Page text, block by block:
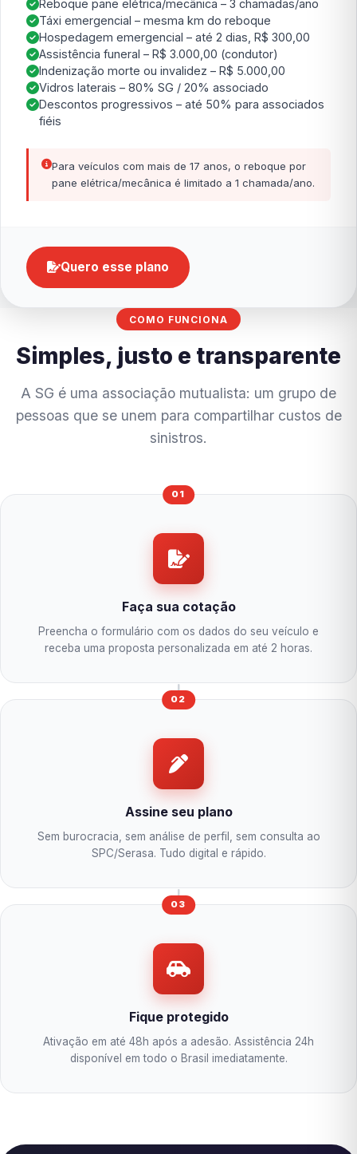
Reboque pane elétrica/mecânica – 3 chamadas/ano
Táxi emergencial – mesma km do reboque
Hospedagem emergencial – até 2 dias, R$ 300,00
Assistência funeral – R$ 3.000,00 (condutor)
Indenização morte ou invalidez – R$ 5.000,00
Vidros laterais – 80% SG / 20% associado
Descontos progressivos – até 50% para associados
fiéis
Para veículos com mais de 17 anos, o reboque por
pane elétrica/mecânica é limitado a 1 chamada/ano.
Quero esse plano
COMO FUNCIONA
Simples, justo e transparente
A SG é uma associação mutualista: um grupo de
pessoas que se unem para compartilhar custos de
sinistros.
01
Faça sua cotação
Preencha o formulário com os dados do seu veículo e
receba uma proposta personalizada em até 2 horas.
02
Assine seu plano
Sem burocracia, sem análise de perfil, sem consulta ao
SPC/Serasa. Tudo digital e rápido.
03
Fique protegido
Ativação em até 48h após a adesão. Assistência 24h
disponível em todo o Brasil imediatamente.